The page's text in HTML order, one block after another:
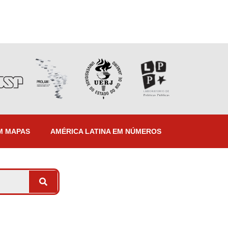
MAPAS AMÉRICA LATINA EM NÚMEROS